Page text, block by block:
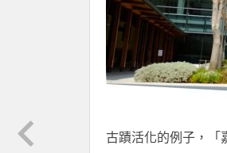
古蹟活化的例子，「